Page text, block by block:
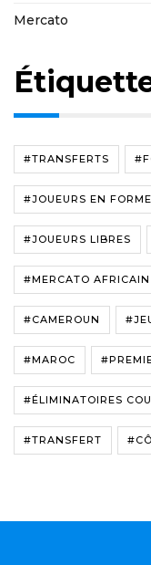
Mercato
#TRANSFERTS
#JOUEURS EN FORME
#JOUEURS LIBRES
#MERCATO AFRICAIN
#CAMEROUN
#MAROC
#ÉLIMINATOIRES
#TRANSFERT